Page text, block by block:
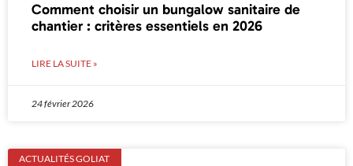
Comment choisir un bungalow sanitaire de
chantier : critères essentiels en 2026
LIRE LA SUITE »
24 février 2026
ACTUALITÉS GOLIAT